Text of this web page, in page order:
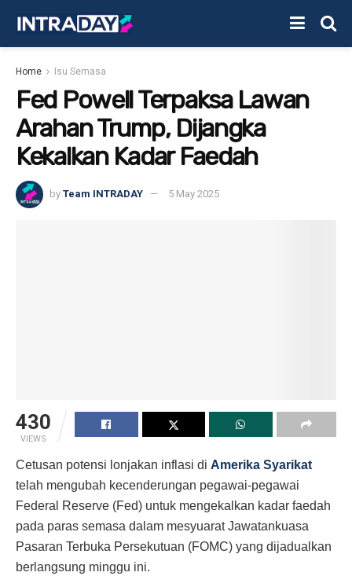
Home Isu Semasa
Fed Powell Terpaksa Lawan
Arahan Trump, Dijangka
Kekalkan Kadar Faedah
by Team INTRADAY 5 May 2025
430
VIEWS
Cetusan potensi lonjakan inflasi di Amerika Syarikat
telah mengubah kecenderungan pegawai-pegawai
Federal Reserve (Fed) untuk mengekalkan kadar faedah
pada paras semasa dalam mesyuarat Jawatankuasa
Pasaran Terbuka Persekutuan (FOMC) yang dijadualkan
berlangsung minggu ini.